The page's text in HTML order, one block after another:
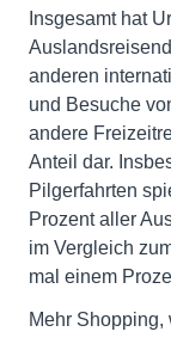
Insgesamt hat
anderen
und Besuche
andere
Anteil dar.
Pilgerfahrten
Prozent aller
im Vergleich
mal einem
Mehr